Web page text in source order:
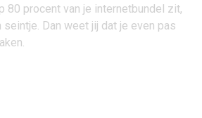
80 procent van je internetbundel zit,
Dan weet jij dat je even pas